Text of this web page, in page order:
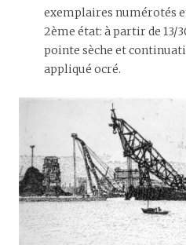
exemplaires numérotés
2ème état: à partir de 13/
pointe sèche et
appliqué ocré.